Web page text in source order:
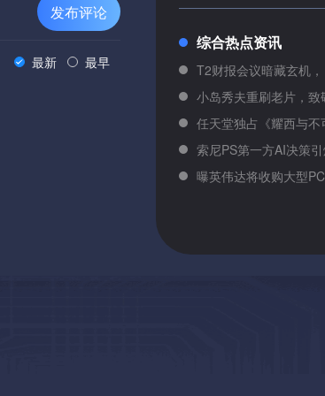
发布评论
最新 最早
综合热点资讯
T2财报会议暗藏玄机
小岛秀夫重刷老片，致
任天堂独占《耀西与不
索尼PS第一方AI决策
曝英伟达将收购大型